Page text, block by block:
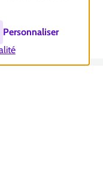
Personnaliser